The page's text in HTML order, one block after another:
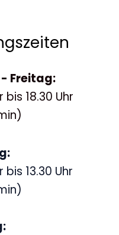
Freitag:
bis 18.30 Uhr
bis 13.30 Uhr